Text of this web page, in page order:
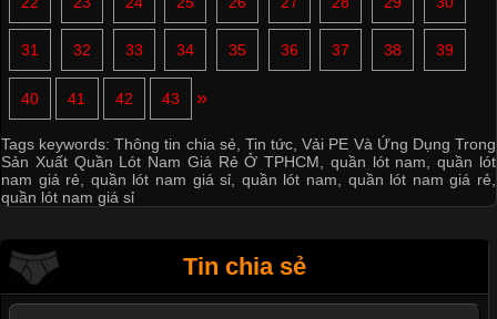
31 32 33 34 35 36 37 38 39
40 41 42 43 »
Tags keywords:Thông tin chia sẻ, Tin tức,Vải PE Và Ứng Dụng Trong
Sản Xuất Quần Lót Nam Giá Rẻ Ở TPHCM, quần lót nam,quần lót
nam giá rẻ, quần lót nam giá sỉ, quần lót nam, quần lót nam giá rẻ,
quần lót nam giá sỉ
Tin chia sẻ